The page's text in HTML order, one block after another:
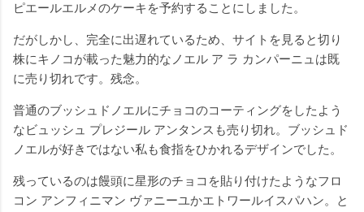
ピエールエルメのケーキを予約することにしました。
だがしかし、完全に出遅れているため、サイトを見ると切り
株にキノコが載った魅力的なノエル ア ラ カンパーニュは既
に売り切れです。残念。
普通のブッシュドノエルにチョコのコーティングをしたよう
なビュッシュ プレジール アンタンスも売り切れ。ブッシュド
ノエルが好きではない私も食指をひかれるデザインでした。
残っているのは饅頭に星形のチョコを貼り付けたようなフロ
コン アンフィニマン ヴァニーユかエトワールイスパハン。と